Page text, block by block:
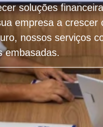
soluções
empresa a crescer
nossos serviços
embasadas.